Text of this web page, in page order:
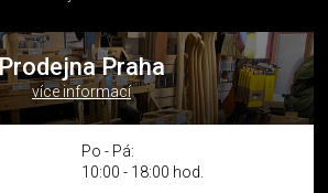
Praha
více informací
Po - Pá:
10:00 - 18:00 hod.